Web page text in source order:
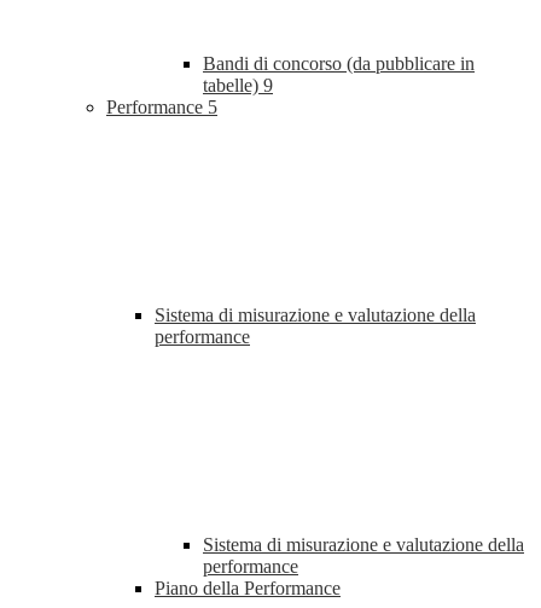
Bandi di concorso (da pubblicare in
tabelle) 9
Performance 5
Sistema di misurazione e valutazione della
performance
Sistema di misurazione e valutazione della
performance
Piano della Performance